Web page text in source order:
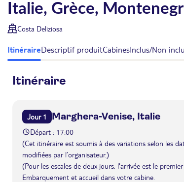
Italie, Grèce,
Costa Deliziosa
ItinéraireDescriptif produitCabinesInclus/Non
Itinéraire
Jour 1 Marghera-Venise, Italie
Départ : 17:00
(Cet itinéraire est soumis à des variations selon les
modifiées par l’organisateur.)
(Pour les escales de deux jours, l'arrivée est le
Embarquement et accueil dans votre cabine.